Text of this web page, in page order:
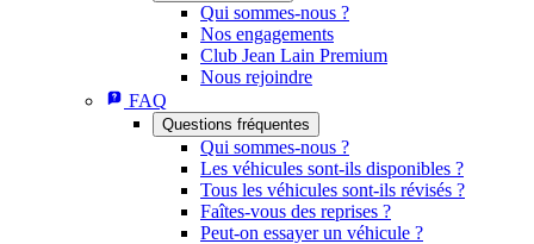
Qui sommes-nous ?
Nos engagements
Club Jean Lain Premium
Nous rejoindre
FAQ
Questions fréquentes
Qui sommes-nous ?
Les véhicules sont-ils disponibles ?
Tous les véhicules sont-ils révisés ?
Faîtes-vous des reprises ?
Peut-on essayer un véhicule ?